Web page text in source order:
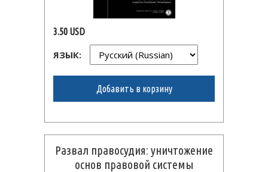
3.50 USD
ЯЗЫК:
Добавить в корзину
Развал правосудия: уничтожение
основ правовой системы